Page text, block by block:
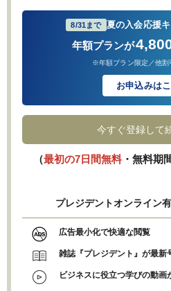
8/31まで 夏の入会応援
年額プランが
※年額プラン限定／他割
お申込みは
今すぐ登録して
（最初の7日間無料・無料期
プレジデントオンライン
広告最小化で快適な閲覧
雑誌『プレジデント』が最新
ビジネスに役立つ学びの動画